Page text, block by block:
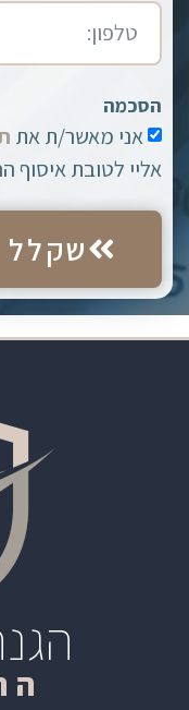
הסכמה
אני מאשר/ת את
אליי לטובת איסוף
שקלל